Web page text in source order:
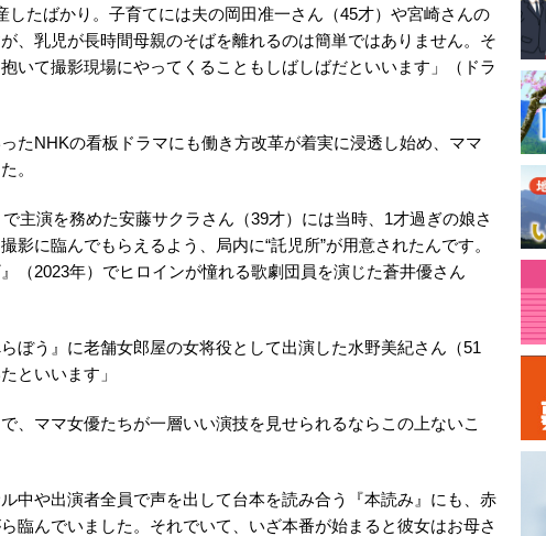
したばかり。子育てには夫の岡田准一さん（45才）や宮崎さんの
、乳児が長時間母親のそばを離れるのは簡単ではありません。そ
いて撮影現場にやってくることもしばしばだといいます」（ドラ
たNHKの看板ドラマにも働き方改革が着実に浸透し始め、ママ
。
で主演を務めた安藤サクラさん（39才）には当時、1才過ぎの娘さ
影に臨んでもらえるよう、局内に“託児所”が用意されたんです。
（2023年）でヒロインが憧れる歌劇団員を演じた蒼井優さん
ぼう』に老舗女郎屋の女将役として出演した水野美紀さん（51
といいます」
、ママ女優たちが一層いい演技を見せられるならこの上ないこ
中や出演者全員で声を出して台本を読み合う『本読み』にも、赤
臨んでいました。それでいて、いざ本番が始まると彼女はお母さ